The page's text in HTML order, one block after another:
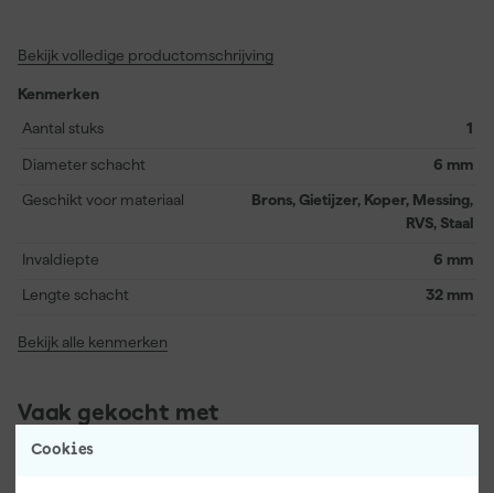
Cookies
profiteert van een hoger afnamevermogen, zelfs bij intensief
gehard en ongehard staal, roestvast staal, titanium, messing,
koper, gietijzer en brons. Je gebruikt dit gereedschap ideaal voor
frezen op moeilijk bereikbare plekken of het werken in smalle
hoeken. Dat maakt deze stiftfrees geschikt voor elke klus waarbij
Bekijk volledige productomschrijving
Kenmerken
Aantal stuks
1
Diameter schacht 6 mm
Geschikt voor materiaal
Brons, Gietijzer, Koper, Messing,
RVS, Staal
Invaldiepte 6 mm
Lengte schacht 32 mm
Bekijk alle kenmerken
Vaak gekocht met